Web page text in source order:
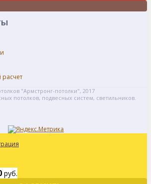
"Армстронг-потолки", 2017
потолков, подвесных систем, светильников.
руб.